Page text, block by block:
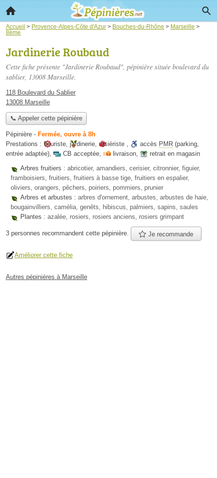
Accueil > Provence-Alpes-Côte d'Azur > Bouches-du-Rhône > Marseille >
8ème
Jardinerie Roubaud
Cette fiche présente "Jardinerie Roubaud", pépinière située boulevard du
sablier, 13008 Marseille.
118 Boulevard du Sablier
13008 Marseille
📞 Appeler cette pépinière
Pépinière - Fermée, ouvre à 8h
Prestations : fleuriste, jardinerie, rosiériste , accès PMR (parking,
entrée adaptée), CB acceptée, livraison,
retrait en magasin
Arbres fruitiers : abricotier, amandiers, cerisier, citronnier, figuier,
framboisiers, fruitiers, fruitiers à basse tige, fruitiers en espalier,
oliviers, orangers, pêchers, poiriers, pommiers, prunier
Arbres et arbustes : arbres d'ornement, arbustes, arbustes de haie,
bougainvilliers, camélia, genêts, hibiscus, palmiers, sapins, saules
Plantes : azalée, rosiers, rosiers anciens, rosiers grimpant
3 personnes recommandent cette pépinière. Je recommande
Améliorer cette fiche
Autres pépinières à Marseille